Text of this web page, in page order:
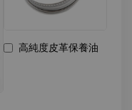
高純度皮革保養油